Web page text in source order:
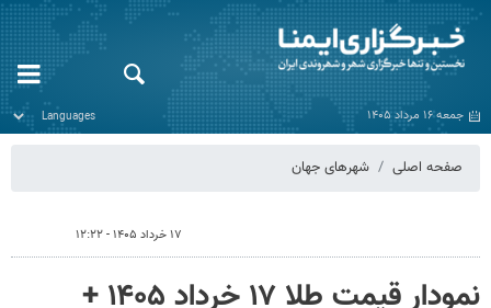
جمعه ۱۶ مرداد ۱۴۰۵
صفحه اصلی شهرهای جهان
۱۷ خرداد ۱۴۰۵ - ۱۲:۲۲
نمودار قیمت طلا ۱۷ خرداد ۱۴۰۵ +